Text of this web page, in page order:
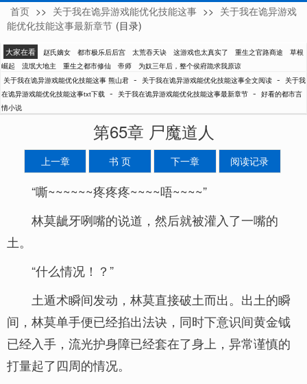
熊山君
首页 >> 关于我在诡异游戏能优化技能这事 >> 关于我在诡异游戏
能优化技能这事最新章节 (目录)
大家在看 赵氏嫡女 都市极乐后后宫 太荒吞天诀 这游戏也太真实了 重生之官路商途
草根
崛起
流氓大地主 重生之都市修仙 帝师
为奴三年后，整个侯府跪求我原谅
关于我在诡异游戏能优化技能这事 熊山君 - 关于我在诡异游戏能优化技能这事全文阅读 -
关于我
在诡异游戏能优化技能这事txt下载 - 关于我在诡异游戏能优化技能这事最新章节 - 好看的都市言
情小说
第65章 尸魔道人
上一章 书 页 下一章 阅读记录
“嘶~~~~~~疼疼疼~~~~唔~~~~”
林莫龇牙咧嘴的说道，然后就被灌入了一嘴的
土。
“什么情况！？”
土遁术瞬间发动，林莫直接破土而出。出土的瞬
间，林莫单手便已经掐出法诀，同时下意识间黄金钺
已经入手，流光护身障已经套在了身上，异常谨慎的
打量起了四周的情况。